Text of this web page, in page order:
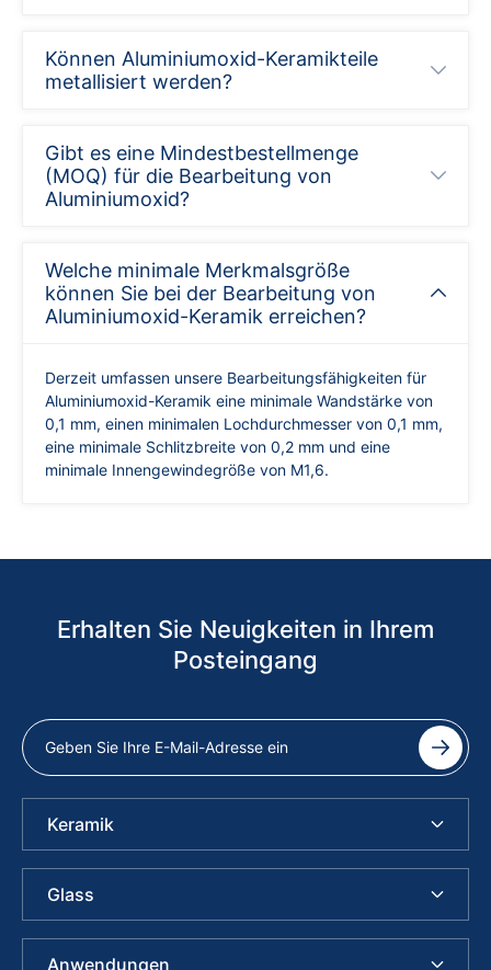
Können Aluminiumoxid-Keramikteile
metallisiert werden?
Gibt es eine Mindestbestellmenge
(MOQ) für die Bearbeitung von
Aluminiumoxid?
Welche minimale Merkmalsgröße
können Sie bei der Bearbeitung von
Aluminiumoxid-Keramik erreichen?
Derzeit umfassen unsere Bearbeitungsfähigkeiten für
Aluminiumoxid-Keramik eine minimale Wandstärke von
0,1 mm, einen minimalen Lochdurchmesser von 0,1 mm,
eine minimale Schlitzbreite von 0,2 mm und eine
minimale Innengewindegröße von M1,6.
Erhalten Sie Neuigkeiten in Ihrem
Posteingang
Keramik
Glass
Anwendungen